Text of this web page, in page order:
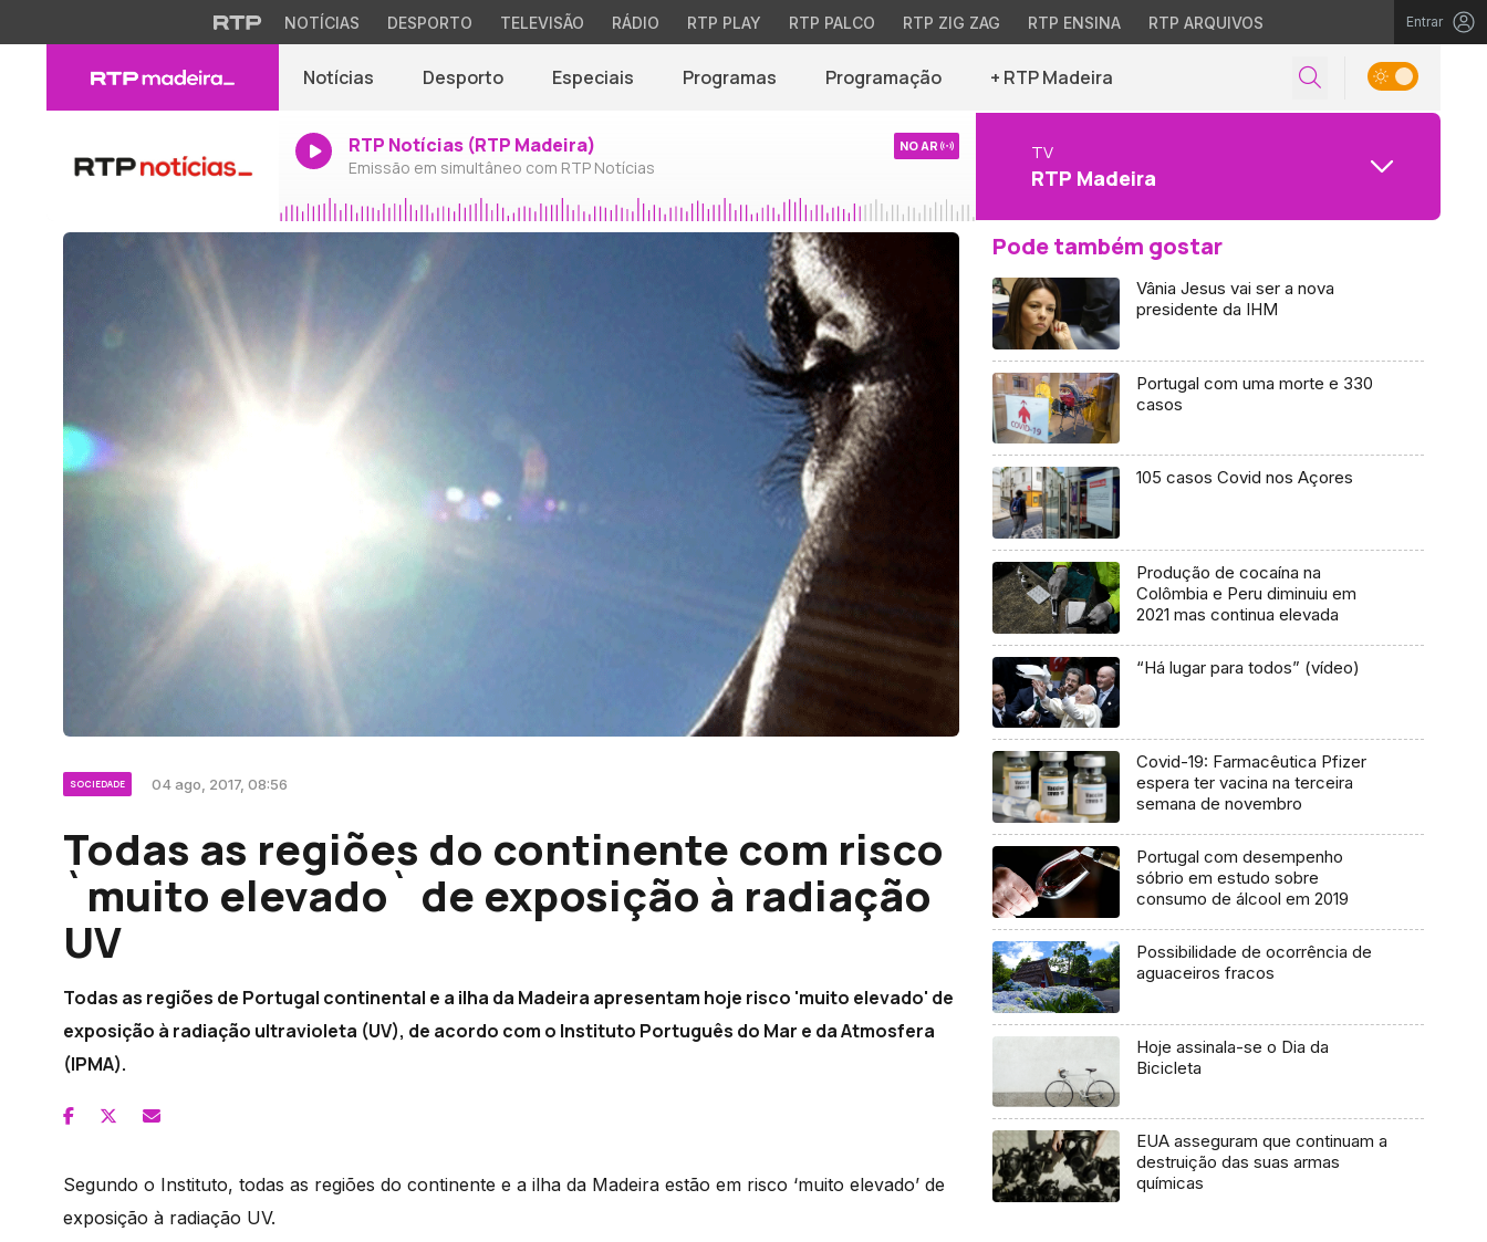
NOTÍCIAS DESPORTO TELEVISÃO RÁDIO RTP PLAY RTP PALCO RTP ZIG ZAG RTP ENSINA RTP ARQUIVOS Entrar
Notícias Desporto Especiais Programas Programação + RTP Madeira
RTP Notícias (RTP Madeira)
Emissão em simultâneo com RTP Notícias
NO AR TV
RTP Madeira
SOCIEDADE 04 ago, 2017, 08:56
Todas as regiões do continente com risco
`muito elevado` de exposição à radiação
UV
Todas as regiões de Portugal continental e a ilha da Madeira apresentam hoje risco 'muito elevado' de
exposição à radiação ultravioleta (UV), de acordo com o Instituto Português do Mar e da Atmosfera
(IPMA).
Segundo o Instituto, todas as regiões do continente e a ilha da Madeira estão em risco ‘muito elevado’ de
exposição à radiação UV.
Pode também gostar
Vânia Jesus vai ser a nova
presidente da IHM
Portugal com uma morte e 330
casos
105 casos Covid nos Açores
Produção de cocaína na
Colômbia e Peru diminuiu em
2021 mas continua elevada
“Há lugar para todos” (vídeo)
Covid-19: Farmacêutica Pfizer
espera ter vacina na terceira
semana de novembro
Portugal com desempenho
sóbrio em estudo sobre
consumo de álcool em 2019
Possibilidade de ocorrência de
aguaceiros fracos
Hoje assinala-se o Dia da
Bicicleta
EUA asseguram que continuam a
destruição das suas armas
químicas